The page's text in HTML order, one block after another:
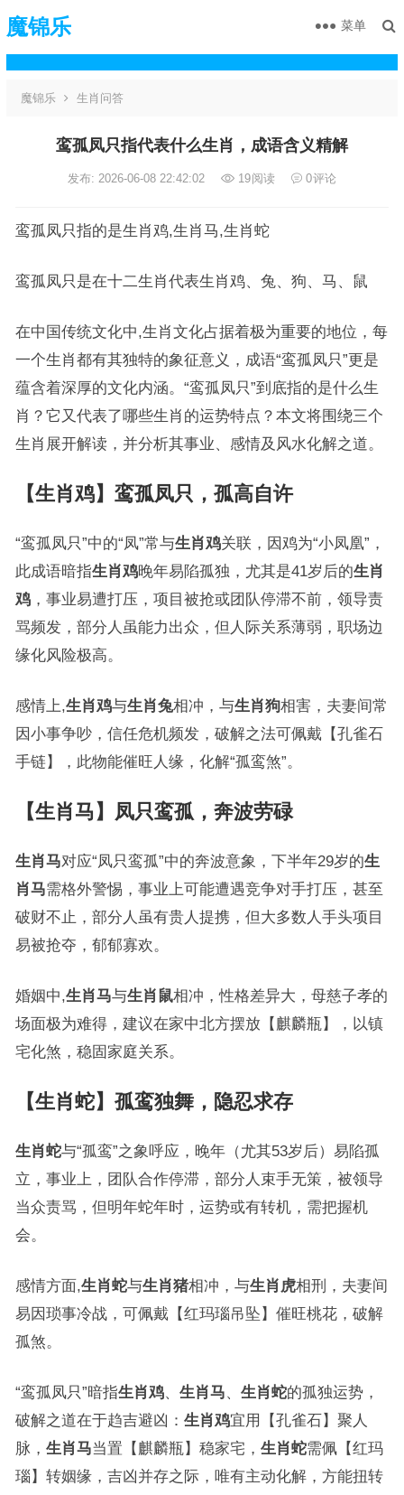
魔锦乐 菜单
魔锦乐 生肖问答
鸾孤凤只指代表什么生肖，成语含义精解
发布: 2026-06-08 22:42:02 19阅读 0评论
鸾孤凤只指的是生肖鸡,生肖马,生肖蛇
鸾孤凤只是在十二生肖代表生肖鸡、兔、狗、马、鼠
在中国传统文化中,生肖文化占据着极为重要的地位，每
一个生肖都有其独特的象征意义，成语“鸾孤凤只”更是
蕴含着深厚的文化内涵。“鸾孤凤只”到底指的是什么生
肖？它又代表了哪些生肖的运势特点？本文将围绕三个
生肖展开解读，并分析其事业、感情及风水化解之道。
【生肖鸡】鸾孤凤只，孤高自许
“鸾孤凤只”中的“凤”常与生肖鸡关联，因鸡为“小凤凰”，
此成语暗指生肖鸡晚年易陷孤独，尤其是41岁后的生肖
鸡，事业易遭打压，项目被抢或团队停滞不前，领导责
骂频发，部分人虽能力出众，但人际关系薄弱，职场边
缘化风险极高。
感情上,生肖鸡与生肖兔相冲，与生肖狗相害，夫妻间常
因小事争吵，信任危机频发，破解之法可佩戴【孔雀石
手链】，此物能催旺人缘，化解“孤鸾煞”。
【生肖马】凤只鸾孤，奔波劳碌
生肖马对应“凤只鸾孤”中的奔波意象，下半年29岁的生
肖马需格外警惕，事业上可能遭遇竞争对手打压，甚至
破财不止，部分人虽有贵人提携，但大多数人手头项目
易被抢夺，郁郁寡欢。
婚姻中,生肖马与生肖鼠相冲，性格差异大，母慈子孝的
场面极为难得，建议在家中北方摆放【麒麟瓶】，以镇
宅化煞，稳固家庭关系。
【生肖蛇】孤鸾独舞，隐忍求存
生肖蛇与“孤鸾”之象呼应，晚年（尤其53岁后）易陷孤
立，事业上，团队合作停滞，部分人束手无策，被领导
当众责骂，但明年蛇年时，运势或有转机，需把握机
会。
感情方面,生肖蛇与生肖猪相冲，与生肖虎相刑，夫妻间
易因琐事冷战，可佩戴【红玛瑙吊坠】催旺桃花，破解
孤煞。
“鸾孤凤只”暗指生肖鸡、 生肖马、 生肖蛇的孤独运势，
破解之道在于趋吉避凶： 生肖鸡宜用【孔雀石】聚人
脉， 生肖马当置【麒麟瓶】稳家宅， 生肖蛇需佩【红玛
瑙】转姻缘，吉凶并存之际，唯有主动化解，方能扭转